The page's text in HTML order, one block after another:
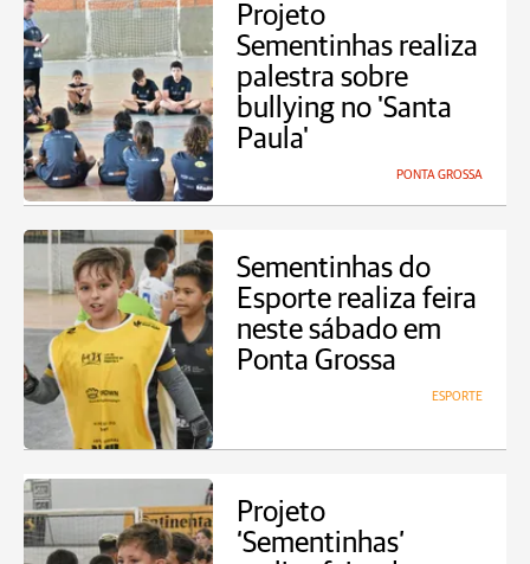
Projeto
Sementinhas realiza
palestra sobre
bullying no 'Santa
Paula'
PONTA GROSSA
Sementinhas do
Esporte realiza feira
neste sábado em
Ponta Grossa
ESPORTE
Projeto
‘Sementinhas’